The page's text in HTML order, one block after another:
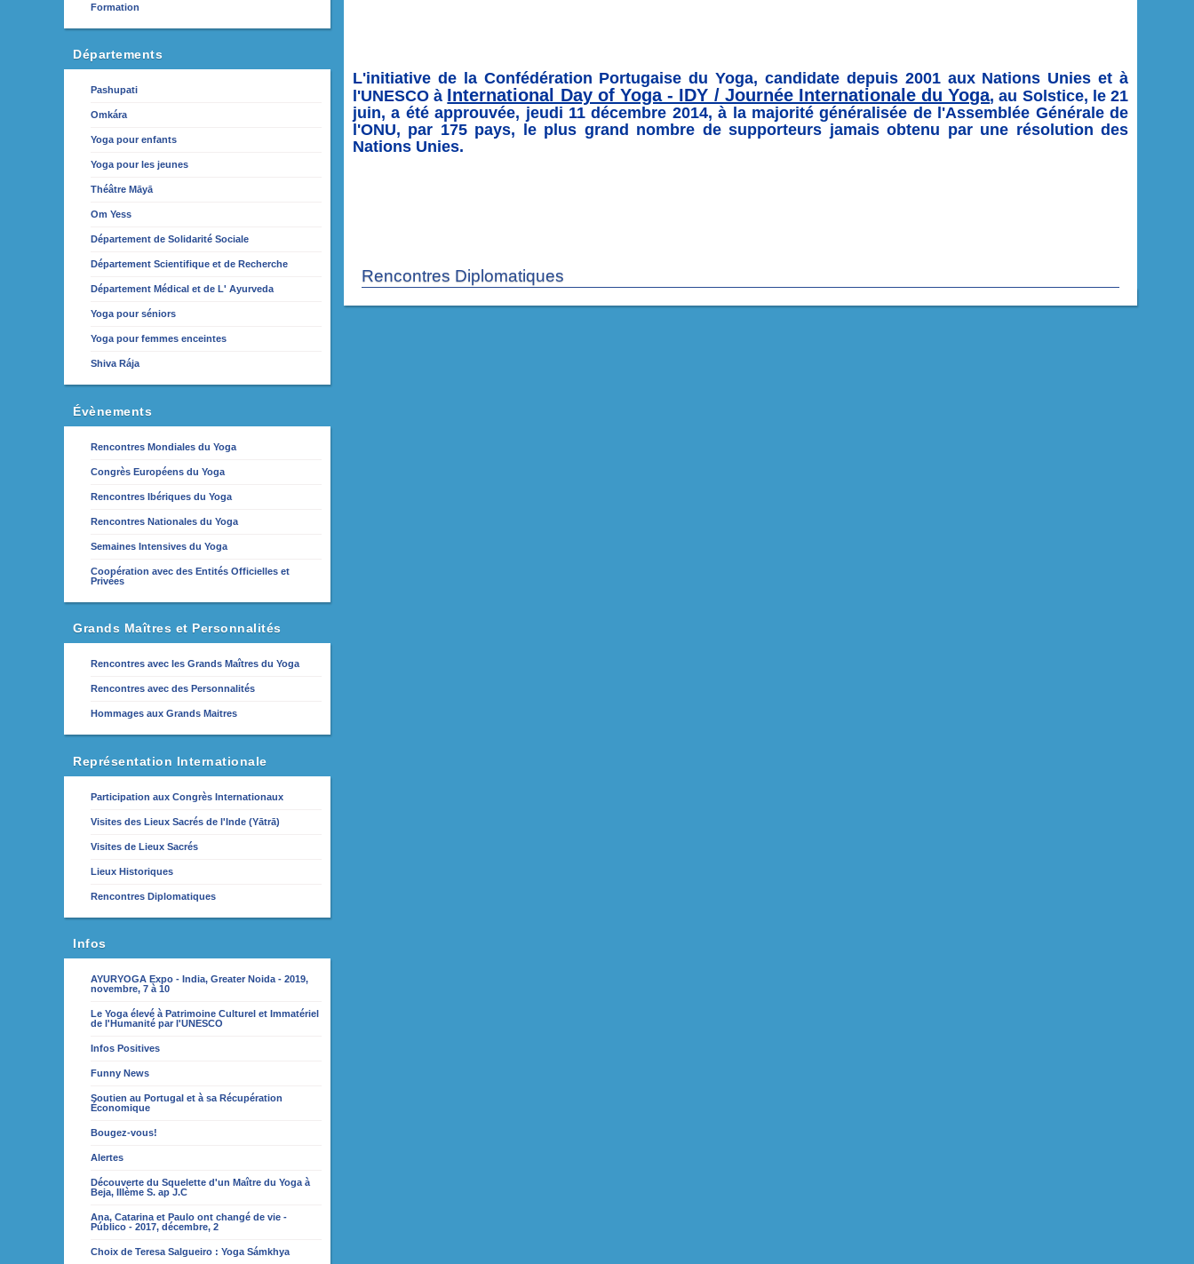
Formation
Départements
Pashupati
Omkára
Yoga pour enfants
Yoga pour les jeunes
Théâtre Māyā
Om Yess
Département de Solidarité Sociale
Département Scientifique et de Recherche
Département Médical et de L' Ayurveda
Yoga pour séniors
Yoga pour femmes enceintes
Shiva Rája
Évènements
Rencontres Mondiales du Yoga
Congrès Européens du Yoga
Rencontres Ibériques du Yoga
Rencontres Nationales du Yoga
Semaines Intensives du Yoga
Coopération avec des Entités Officielles et
Privées
Grands Maîtres et Personnalités
Rencontres avec les Grands Maîtres du Yoga
Rencontres avec des Personnalités
Hommages aux Grands Maitres
Représentation Internationale
Participation aux Congrès Internationaux
Visites des Lieux Sacrés de l'Inde (Yātrā)
Visites de Lieux Sacrés
Lieux Historiques
Rencontres Diplomatiques
Infos
AYURYOGA Expo - India, Greater Noida - 2019,
novembre, 7 à 10
Le Yoga élevé à Patrimoine Culturel et Immatériel
de l'Humanité par l'UNESCO
Infos Positives
Funny News
Soutien au Portugal et à sa Récupération
Économique
Bougez-vous!
Alertes
Découverte du Squelette d'un Maître du Yoga à
Beja, IIIème S. ap J.C
Ana, Catarina et Paulo ont changé de vie -
Público - 2017, décembre, 2
Choix de Teresa Salgueiro : Yoga Sámkhya
L'initiative de la Confédération Portugaise du Yoga, candidate depuis 2001 aux Nations Unies et à
l'UNESCO à International Day of Yoga - IDY / Journée Internationale du Yoga, au Solstice, le 21
juin, a été approuvée, jeudi 11 décembre 2014, à la majorité généralisée de l'Assemblée Générale de
l'ONU, par 175 pays, le plus grand nombre de supporteurs jamais obtenu par une résolution des
Nations Unies.
Rencontres Diplomatiques